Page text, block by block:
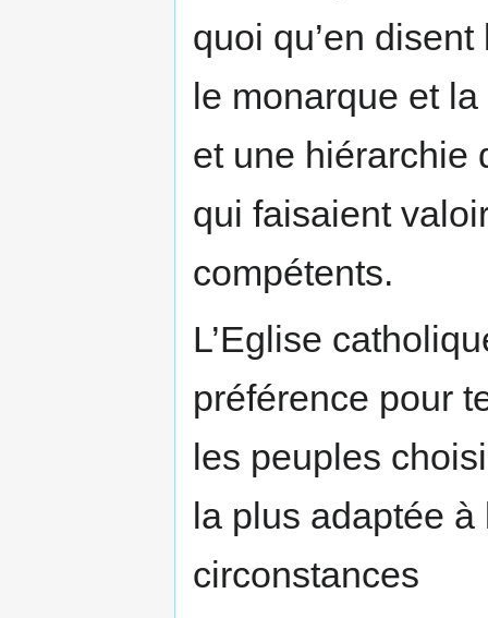
quoi qu’en
le monarque et
et une hiérarchie
qui faisaient
compétents.
L’Eglise
préférence pour
les peuples
la plus adaptée
circonstances